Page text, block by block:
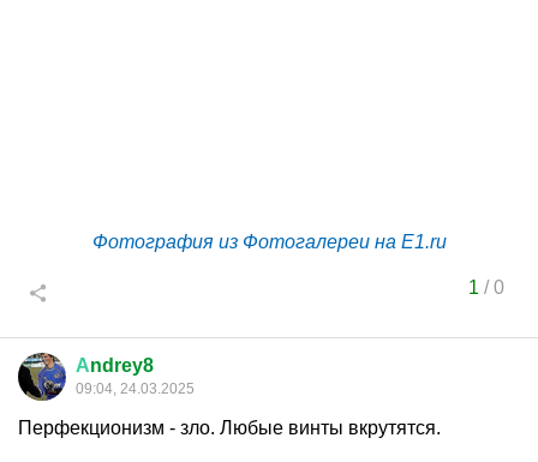
Фотография из Фотогалереи на E1.ru
1 /0
Аndrey8
09:04, 24.03.2025
Перфекционизм - зло. Любые винты вкрутятся.